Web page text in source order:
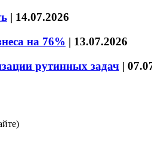
| 14.07.2026
на 76% | 13.07.2026
рутинных задач |